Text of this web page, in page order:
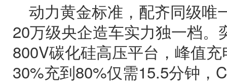
动力黄金标准，配齐同级唯
20万级央企造车实力独一档。
800V碳化硅高压平台，峰值
30%充到80%仅需15.5分钟，